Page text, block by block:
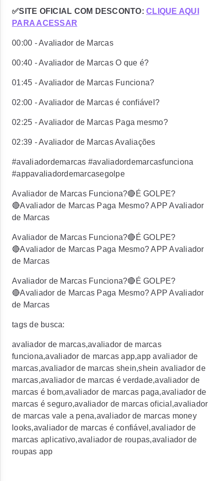
✅SITE OFICIAL COM DESCONTO: CLIQUE AQUI
PARA ACESSAR
00:00 - Avaliador de Marcas
00:40 - Avaliador de Marcas O que é?
01:45 - Avaliador de Marcas Funciona?
02:00 - Avaliador de Marcas é confiável?
02:25 - Avaliador de Marcas Paga mesmo?
02:39 - Avaliador de Marcas Avaliações
#avaliadordemarcas #avaliadordemarcasfunciona
#appavaliadordemarcasegolpe
Avaliador de Marcas Funciona?🔴É GOLPE?
🔴Avaliador de Marcas Paga Mesmo? APP Avaliador
de Marcas
Avaliador de Marcas Funciona?🔴É GOLPE?
🔴Avaliador de Marcas Paga Mesmo? APP Avaliador
de Marcas
Avaliador de Marcas Funciona?🔴É GOLPE?
🔴Avaliador de Marcas Paga Mesmo? APP Avaliador
de Marcas
tags de busca:
avaliador de marcas,avaliador de marcas
funciona,avaliador de marcas app,app avaliador de
marcas,avaliador de marcas shein,shein avaliador de
marcas,avaliador de marcas é verdade,avaliador de
marcas é bom,avaliador de marcas paga,avaliador de
marcas é seguro,avaliador de marcas oficial,avaliador
de marcas vale a pena,avaliador de marcas money
looks,avaliador de marcas é confiável,avaliador de
marcas aplicativo,avaliador de roupas,avaliador de
roupas app